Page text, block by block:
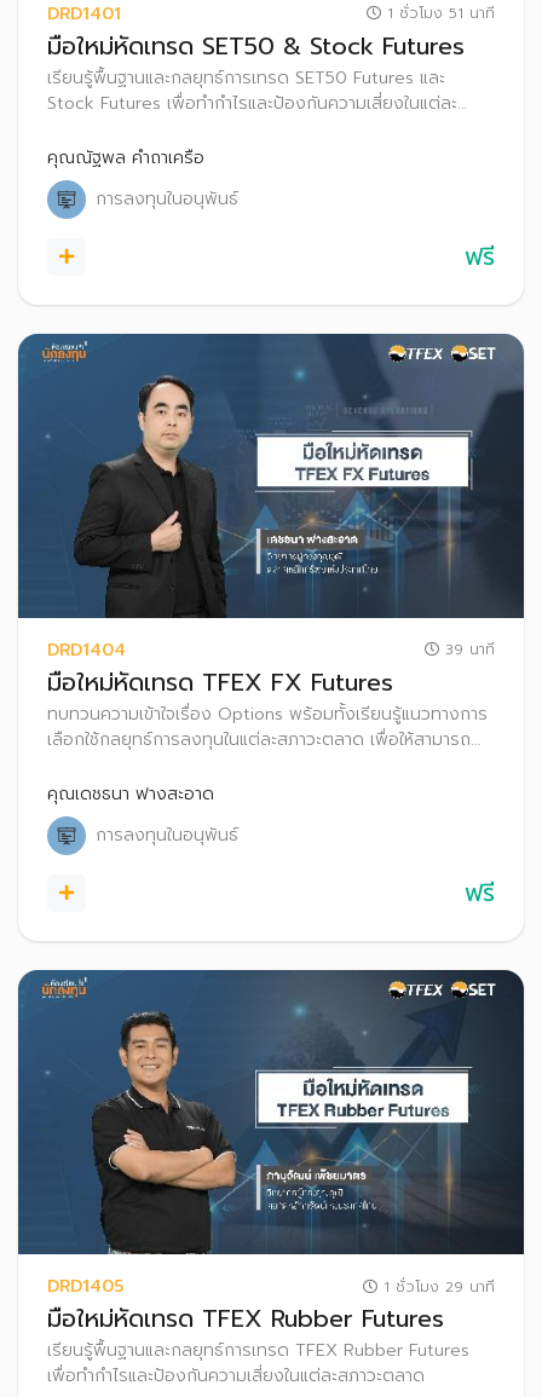
DRD1401 1 ชั่วโมง 51 นาที
มือใหม่หัดเทรด SET50 & Stock Futures
เรียนรู้พื้นฐานและกลยุทธ์การเทรด SET50 Futures และ
Stock Futures เพื่อทำกำไรและป้องกันความเสี่ยงในแต่ละ
คุณณัฐพล คำถาเครือ
การลงทุนในอนุพันธ์
ฟรี
DRD1404 39 นาที
มือใหม่หัดเทรด TFEX FX Futures
ทบทวนความเข้าใจเรื่อง Options พร้อมทั้งเรียนรู้แนวทางการ
เลือกใช้กลยุทธ์การลงทุนในแต่ละสภาวะตลาด เพื่อให้สามารถ
คุณเดชธนา ฟางสะอาด
การลงทุนในอนุพันธ์
ฟรี
DRD1405 1 ชั่วโมง 29 นาที
มือใหม่หัดเทรด TFEX Rubber Futures
เรียนรู้พื้นฐานและกลยุทธ์การเทรด TFEX Rubber Futures
เพื่อทำกำไรและป้องกันความเสี่ยงในแต่ละสภาวะตลาด